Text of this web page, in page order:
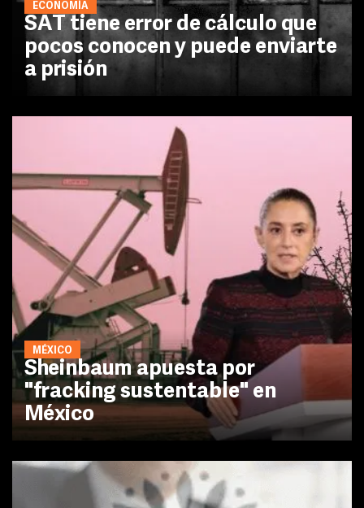
ECONOMÍA
SAT tiene error de cálculo que
pocos conocen y puede enviarte
a prisión
MÉXICO
Sheinbaum apuesta por
"fracking sustentable" en
México